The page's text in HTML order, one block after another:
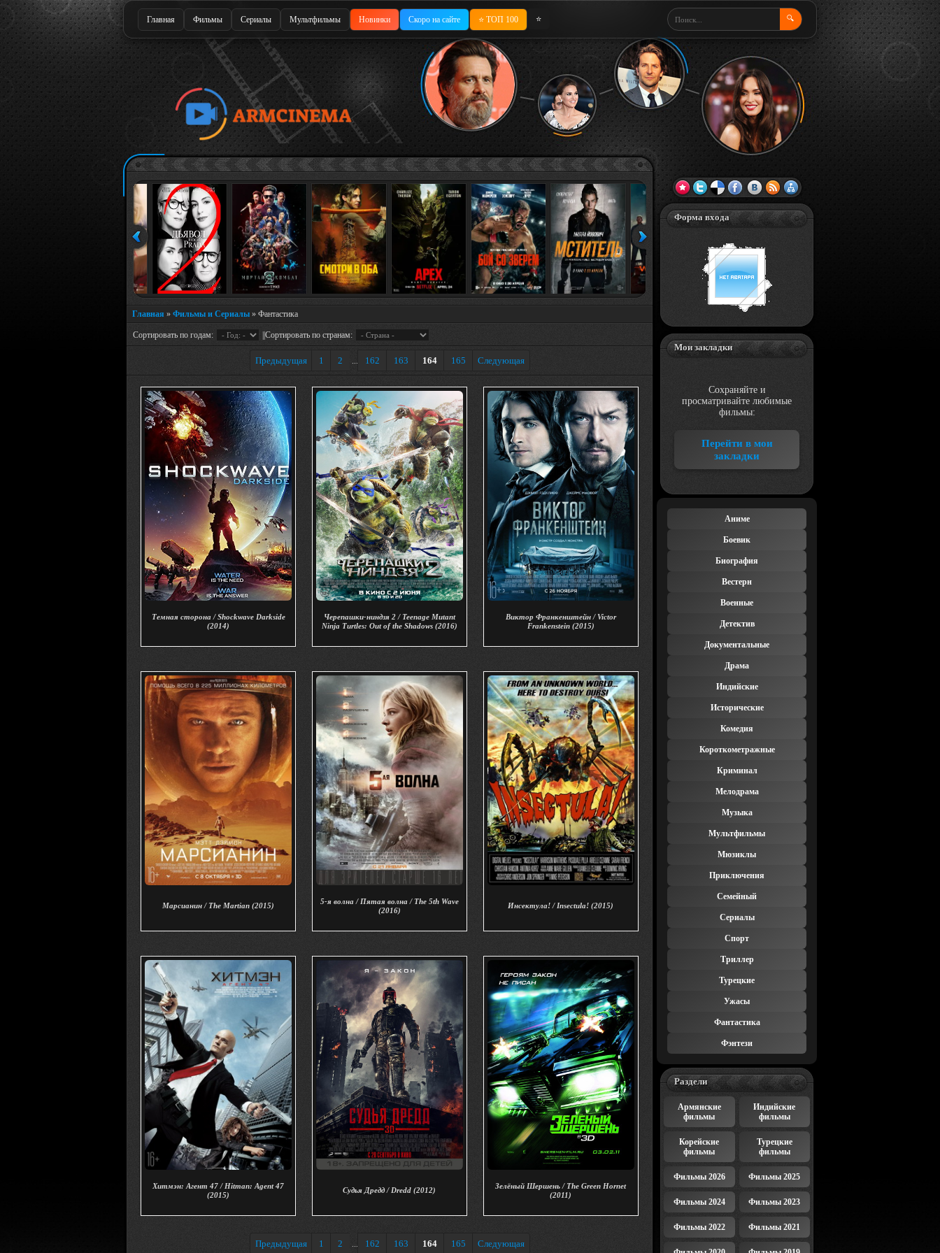
Главная Фильмы Сериалы Мультфильмы Новинки Скоро на сайте ⭐ ТОП 100 ⭐ 🔍
Главная » Фильмы и Сериалы » Фантастика
Сортировать по годам: ||Сортировать по странам:
Предыдущая 1 2 ... 162 163 164 165 Следующая
Темная сторона / Shockwave Darkside
(2014)
Черепашки-ниндзя 2 / Teenage Mutant
Ninja Turtles: Out of the Shadows (2016)
Виктор Франкенштейн / Victor
Frankenstein (2015)
Марсианин / The Martian (2015)
5-я волна / Пятая волна / The 5th Wave
(2016)
Инсектула! / Insectula! (2015)
Хитмэн: Агент 47 / Hitman: Agent 47
(2015)
Судья Дредд / Dredd (2012)
Зелёный Шершень / The Green Hornet
(2011)
Предыдущая 1 2 ... 162 163 164 165 Следующая
Форма входа
Мои закладки
Сохраняйте и
просматривайте любимые
фильмы:
Перейти в мои
закладки
Аниме
Боевик
Биография
Вестерн
Военные
Детектив
Документальные
Драма
Индийские
Исторические
Комедия
Короткометражные
Криминал
Мелодрама
Музыка
Мультфильмы
Мюзиклы
Приключения
Семейный
Сериалы
Спорт
Триллер
Турецкие
Ужасы
Фантастика
Фэнтези
Раздели
Армянские
фильмы
Индийские
фильмы
Корейские
фильмы
Турецкие
фильмы
Фильмы 2026 Фильмы 2025
Фильмы 2024 Фильмы 2023
Фильмы 2022 Фильмы 2021